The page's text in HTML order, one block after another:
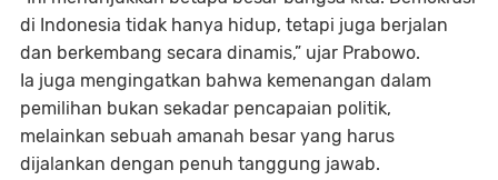
di Indonesia tidak hanya hidup, tetapi juga berjalan
dan berkembang secara dinamis,” ujar Prabowo.
Ia juga mengingatkan bahwa kemenangan dalam
pemilihan bukan sekadar pencapaian politik,
melainkan sebuah amanah besar yang harus
dijalankan dengan penuh tanggung jawab.